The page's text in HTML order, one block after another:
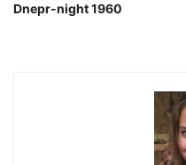
Dnepr-night 1960